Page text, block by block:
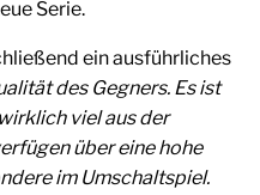
Serie.
ein ausführliches
des Gegners. Es ist
viel aus der
über eine hohe
im Umschaltspiel.